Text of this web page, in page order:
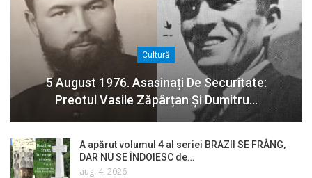
Cultură
5 August 1976. Asasinați De Securitate:
Preotul Vasile Zăpârțan Și Dumitru…
A apărut volumul 4 al seriei BRAZII SE FRÂNG,
DAR NU SE ÎNDOIESC de…
aug. 4, 2026